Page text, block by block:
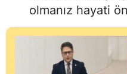
olmanız hayati